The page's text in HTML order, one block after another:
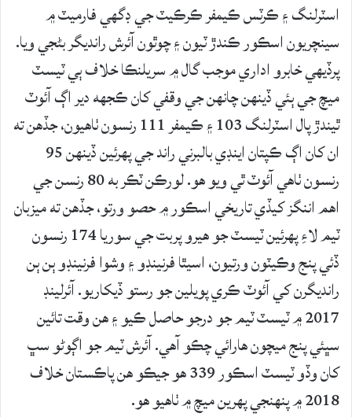
اسٽرلنگ ۽ ڪرٽس ڪيمفر ڪرڪيٽ جي ڊگهي فارميٽ ۾
سينچريون اسڪور ڪندڙ ٽيون ۽ چوٿون آئرش رانديگر بڻجي ويا.
پرڏيهي خابرو اداري موجب گال ۾ سريلنڪا خلاف ٻي ٽيسٽ
ميچ جي ٻئي ڏينهن چانهن جي وقفي کان ڪجهه دير اڳ آئوٽ
ٿيندڙ پال اسٽرلنگ 103 ۽ ڪيمفر 111 رنسون ٺاهيون، جڏهن ته
ان کان اڳ ڪپتان اينڊي بالبرني راند جي پهرئين ڏينهن 95
رنسون ٺاهي آئوٽ ٿي ويو هو. لورڪن ٽڪر به 80 رنسن جي
اهم اننگز کيڏي تاريخي اسڪور ۾ حصو ورتو، جڏهن ته ميزبان
ٽيم لاءِ پهرئين ٽيسٽ جو هيرو پربت جي سوريا 174 رنسون
ڏئي پنج وڪيٽون ورتيون، اسيٿا فرنينڊو ۽ وشوا فرنينڊو ٻن ٻن
رانديگرن کي آئوٽ ڪري پويلين جو رستو ڏيکاريو. آئرلينڊ
2017 ۾ ٽيسٽ ٽيم جو درجو حاصل ڪيو ۽ هن وقت تائين
سڀئي پنج ميچون هارائي چڪو آهي. آئرش ٽيم جو اڳوڻو سڀ
کان وڏو ٽيسٽ اسڪور 339 هو جيڪو هن پاڪستان خلاف
2018 ۾ پنهنجي پهرين ميچ ۾ ٺاهيو هو.